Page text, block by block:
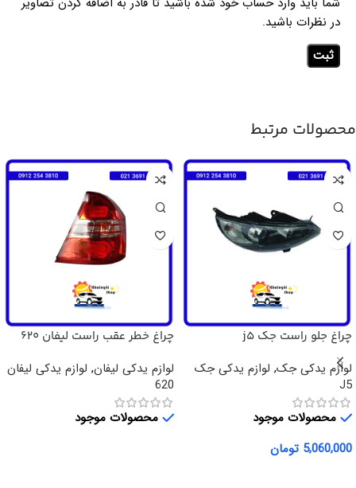
در نظرات باشید.
محصولات مرتبط
چراغ جلو راست جک j5
لوازم یدکی جک, لوازم یدکی جک
J5
محصولات موجود
5,060,000 تومان
چراغ خطر عقب راست لیفان 620
لوازم یدکی لیفان, لوازم یدکی لیفان
620
محصولات موجود